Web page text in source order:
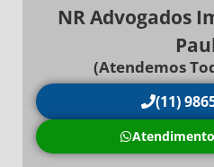
NR Advogados
(Atendemos
(11)